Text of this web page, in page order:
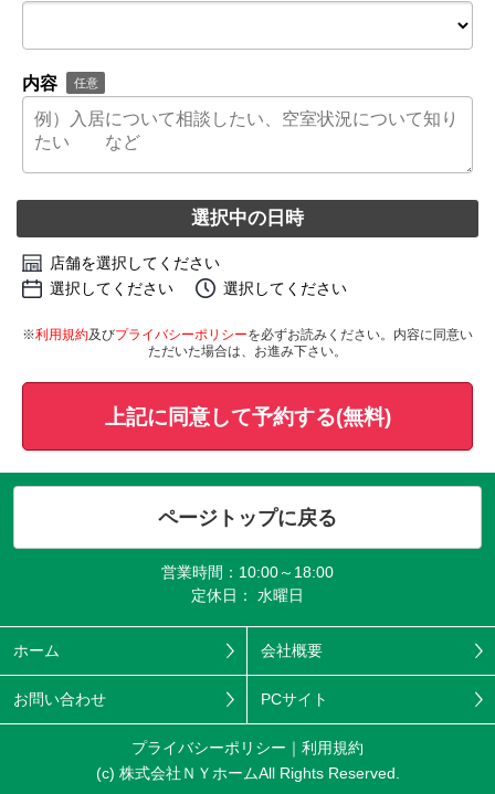
内容 任意
選択中の日時
店舗を選択してください
選択してください
選択してください
※利用規約及びプライバシーポリシーを必ずお読みください。内容に同意い
ただいた場合は、お進み下さい。
上記に同意して予約する(無料)
ページトップに戻る
営業時間：10:00～18:00
定休日： 水曜日
ホーム 会社概要
お問い合わせ PCサイト
プライバシーポリシー
利用規約
(c) 株式会社ＮＹホームAll Rights Reserved.